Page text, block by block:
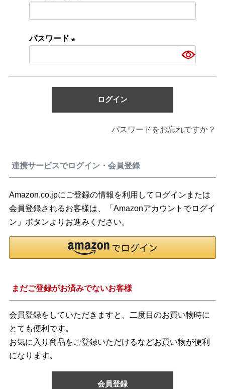
パスワード
ログイン
パスワードをお忘れですか？
連携サービスでログイン・会員登録
Amazon.co.jpにご登録の情報を利用してログインまたは
会員登録されるお客様は、「Amazonアカウントでログイ
ン」ボタンよりお進みください。
まだご登録がお済みでないお客様
会員登録をしていただきますと、二度目のお買い物時に
とても便利です。
お気に入り商品をご登録いただけるなどお買い物が便利
になります。
会員登録